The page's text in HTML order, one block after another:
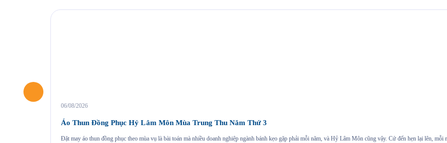
06/08/2026
Áo Thun Đồng Phục Hỷ Lâm Môn Mùa Trung Thu Năm Thứ 3
Đặt may áo thun đồng phục theo mùa vụ là bài toán mà nhiều doanh nghiệp ngành bánh kẹo gặp phải mỗi năm, và Hỷ Lâm Môn cũng vậy. Cứ đến hẹn lại lên,